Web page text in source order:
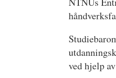
ved hjelp